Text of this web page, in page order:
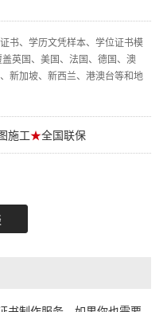
书、学历文凭样本、学位证书模
英国、美国、法国、德国、澳
新加坡、新西兰、港澳台等和地
施工★全国联保